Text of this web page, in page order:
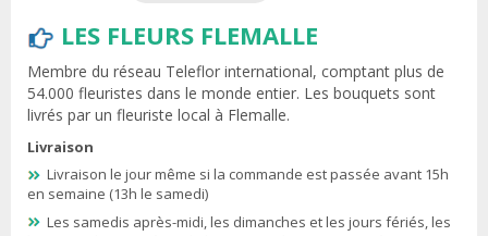
LES FLEURS FLEMALLE
Membre du réseau Teleflor international, comptant plus de
54.000 fleuristes dans le monde entier. Les bouquets sont
livrés par un fleuriste local à Flemalle.
Livraison
Livraison le jour même si la commande est passée avant 15h
en semaine (13h le samedi)
Les samedis après-midi, les dimanches et les jours fériés, les